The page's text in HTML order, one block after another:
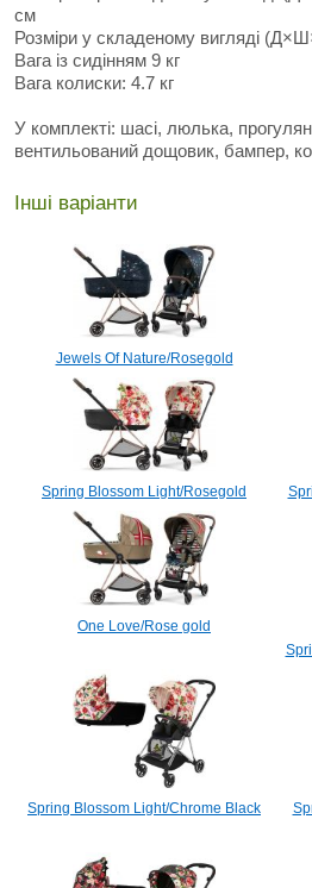
см
Розміри у складеному вигляді
Вага із сидінням 9 кг
Вага колиски: 4.7 кг
У комплекті: шасі, люлька,
вентильований дощовик, бампер,
Інші варіанти
Jewels Of Nature/Rosegold
Spring Blossom Light/Rosegold
One Love/Rose gold
Spring Blossom Light/Chrome Black